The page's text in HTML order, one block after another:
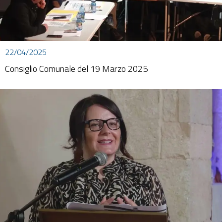
22/04/2025
Consiglio Comunale del 19 Marzo 2025